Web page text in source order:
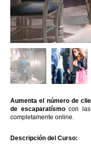
Aumenta el número de
de escaparatísmocon las
completamente online.
Descripción del Curso: